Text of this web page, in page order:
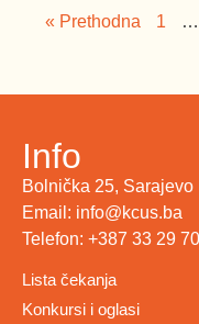
« Prethodna 1 …
Info
Bolnička 25, Sarajevo
Email: info@kcus.ba
Telefon: +387 33 29
Lista čekanja
Konkursi i oglasi